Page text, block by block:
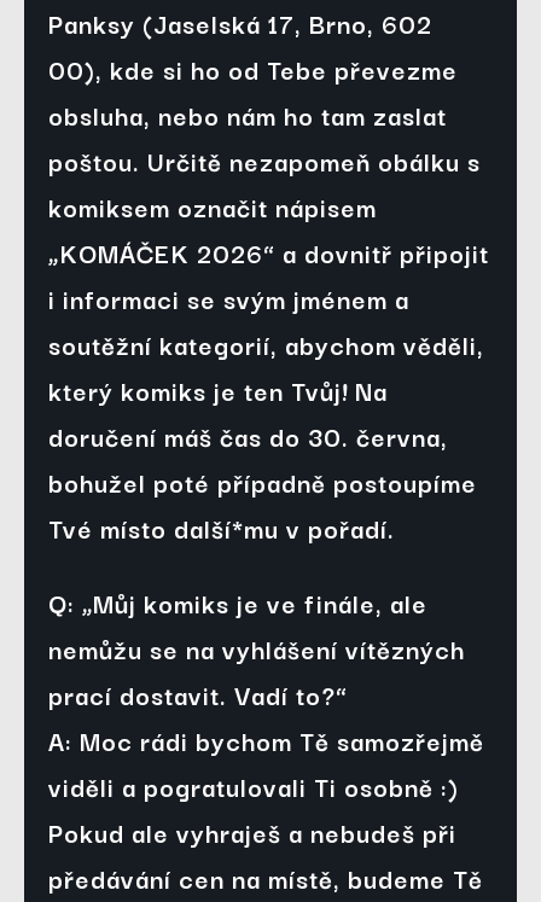
Panksy (Jaselská 17, Brno, 602
00), kde si ho od Tebe převezme
obsluha, nebo nám ho tam zaslat
poštou. Určitě nezapomeň obálku s
komiksem označit nápisem
„KOMÁČEK 2026“ a dovnitř připojit
i informaci se svým jménem a
soutěžní kategorií, abychom věděli,
který komiks je ten Tvůj! Na
doručení máš čas do 30. června,
bohužel poté případně postoupíme
Tvé místo další*mu v pořadí.
Q: „Můj komiks je ve finále, ale
nemůžu se na vyhlášení vítězných
prací dostavit. Vadí to?“
A: Moc rádi bychom Tě samozřejmě
viděli a pogratulovali Ti osobně :)
Pokud ale vyhraješ a nebudeš při
předávání cen na místě, budeme Tě